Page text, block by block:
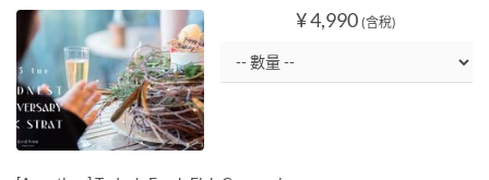
¥ 4,990 (含稅)